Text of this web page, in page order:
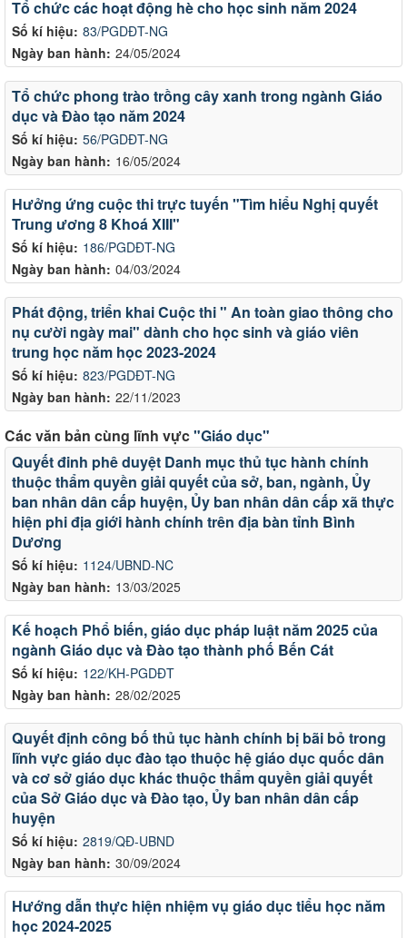
Số kí hiệu: 83/PGDĐT-NG
Ngày ban hành: 24/05/2024
Tổ chức các hoạt động hè cho học sinh năm 2024
Số kí hiệu: 56/PGDĐT-NG
Ngày ban hành: 16/05/2024
Tổ chức phong trào trồng cây xanh trong ngành Giáo
dục và Đào tạo năm 2024
Số kí hiệu: 186/PGDĐT-NG
Ngày ban hành: 04/03/2024
Hưởng ứng cuộc thi trực tuyến "Tìm hiểu Nghị quyết
Trung ương 8 Khoá XIII"
Số kí hiệu: 823/PGDĐT-NG
Ngày ban hành: 22/11/2023
Phát động, triển khai Cuộc thi " An toàn giao thông cho
nụ cười ngày mai" dành cho học sinh và giáo viên
trung học năm học 2023-2024
Các văn bản cùng lĩnh vực"Giáo dục"
Số kí hiệu: 1124/UBND-NC
Ngày ban hành: 13/03/2025
Quyết đinh phê duyệt Danh mục thủ tục hành chính
thuộc thẩm quyền giải quyết của sở, ban, ngành, Ủy
ban nhân dân cấp huyện, Ủy ban nhân dân cấp xã thực
hiện phi địa giới hành chính trên địa bàn tỉnh Bình
Dương
Số kí hiệu: 122/KH-PGDĐT
Ngày ban hành: 28/02/2025
Kế hoạch Phổ biến, giáo dục pháp luật năm 2025 của
ngành Giáo dục và Đào tạo thành phố Bến Cát
Số kí hiệu: 2819/QĐ-UBND
Ngày ban hành: 30/09/2024
Quyết định công bố thủ tục hành chính bị bãi bỏ trong
lĩnh vực giáo dục đào tạo thuộc hệ giáo dục quốc dân
và cơ sở giáo dục khác thuộc thẩm quyền giải quyết
của Sở Giáo dục và Đào tạo, Ủy ban nhân dân cấp
huyện
Hướng dẫn thực hiện nhiệm vụ giáo dục tiểu học năm
học 2024-2025